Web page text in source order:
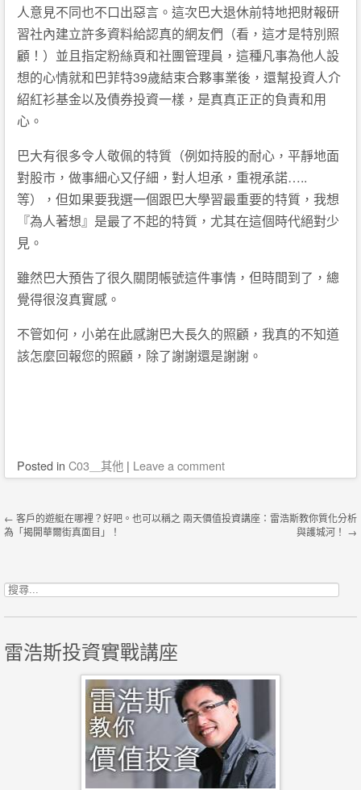
人意見不同也不口出惡言。這次巴大退休前特地把財報研
習社內建立許多資料給認真的網友們（看，這才是特別照
顧！）並且指定粉絲頁和社團管理員，這種凡事為他人設
想的心情就和巴菲特39歲結束合夥事業後，還幫投資人介
紹紅衫基金以及債券投資一樣，是真真正正的負責和用
心。
巴大有很多令人敬佩的特質（例如持股的耐心，平靜地面
對股市，做事細心又仔細，對人坦承，重視承諾…..
等），但如果要我選一個跟巴大學習最重要的特質，我想
『為人著想』是最了不起的特質，尤其在這個時代絕對少
見。
雖然巴大預告了很久關閉帳號這件事情，但時間到了，總
覺得很沒真實感。
不管如何，小弟在此感謝巴大長久的照顧，我真的不知道
該怎麼回報您的照顧，除了謝謝還是謝謝。
Posted in C03＿其他 | Leave a comment
← 客戶的遊艇在哪裡？好吧。也可以稱之
為「揭開華爾街真面目」！
兩天價值投資講座：雷浩斯教你質化分析
與護城河！ →
搜尋關鍵字:
雷浩斯投資實戰講座